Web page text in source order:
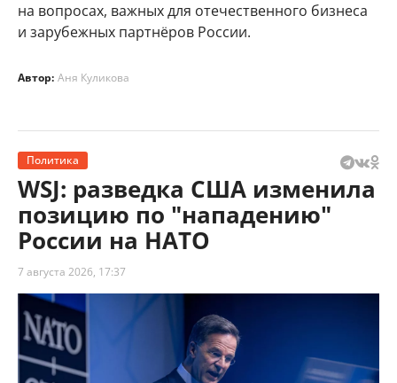
на вопросах, важных для отечественного бизнеса
и зарубежных партнёров России.
Автор: Аня Куликова
Политика
WSJ: разведка США изменила
позицию по "нападению"
России на НАТО
7 августа 2026, 17:37